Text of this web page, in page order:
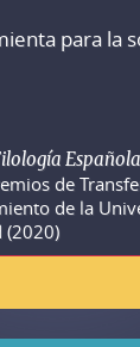
para la
Española
de
de la
(2020)